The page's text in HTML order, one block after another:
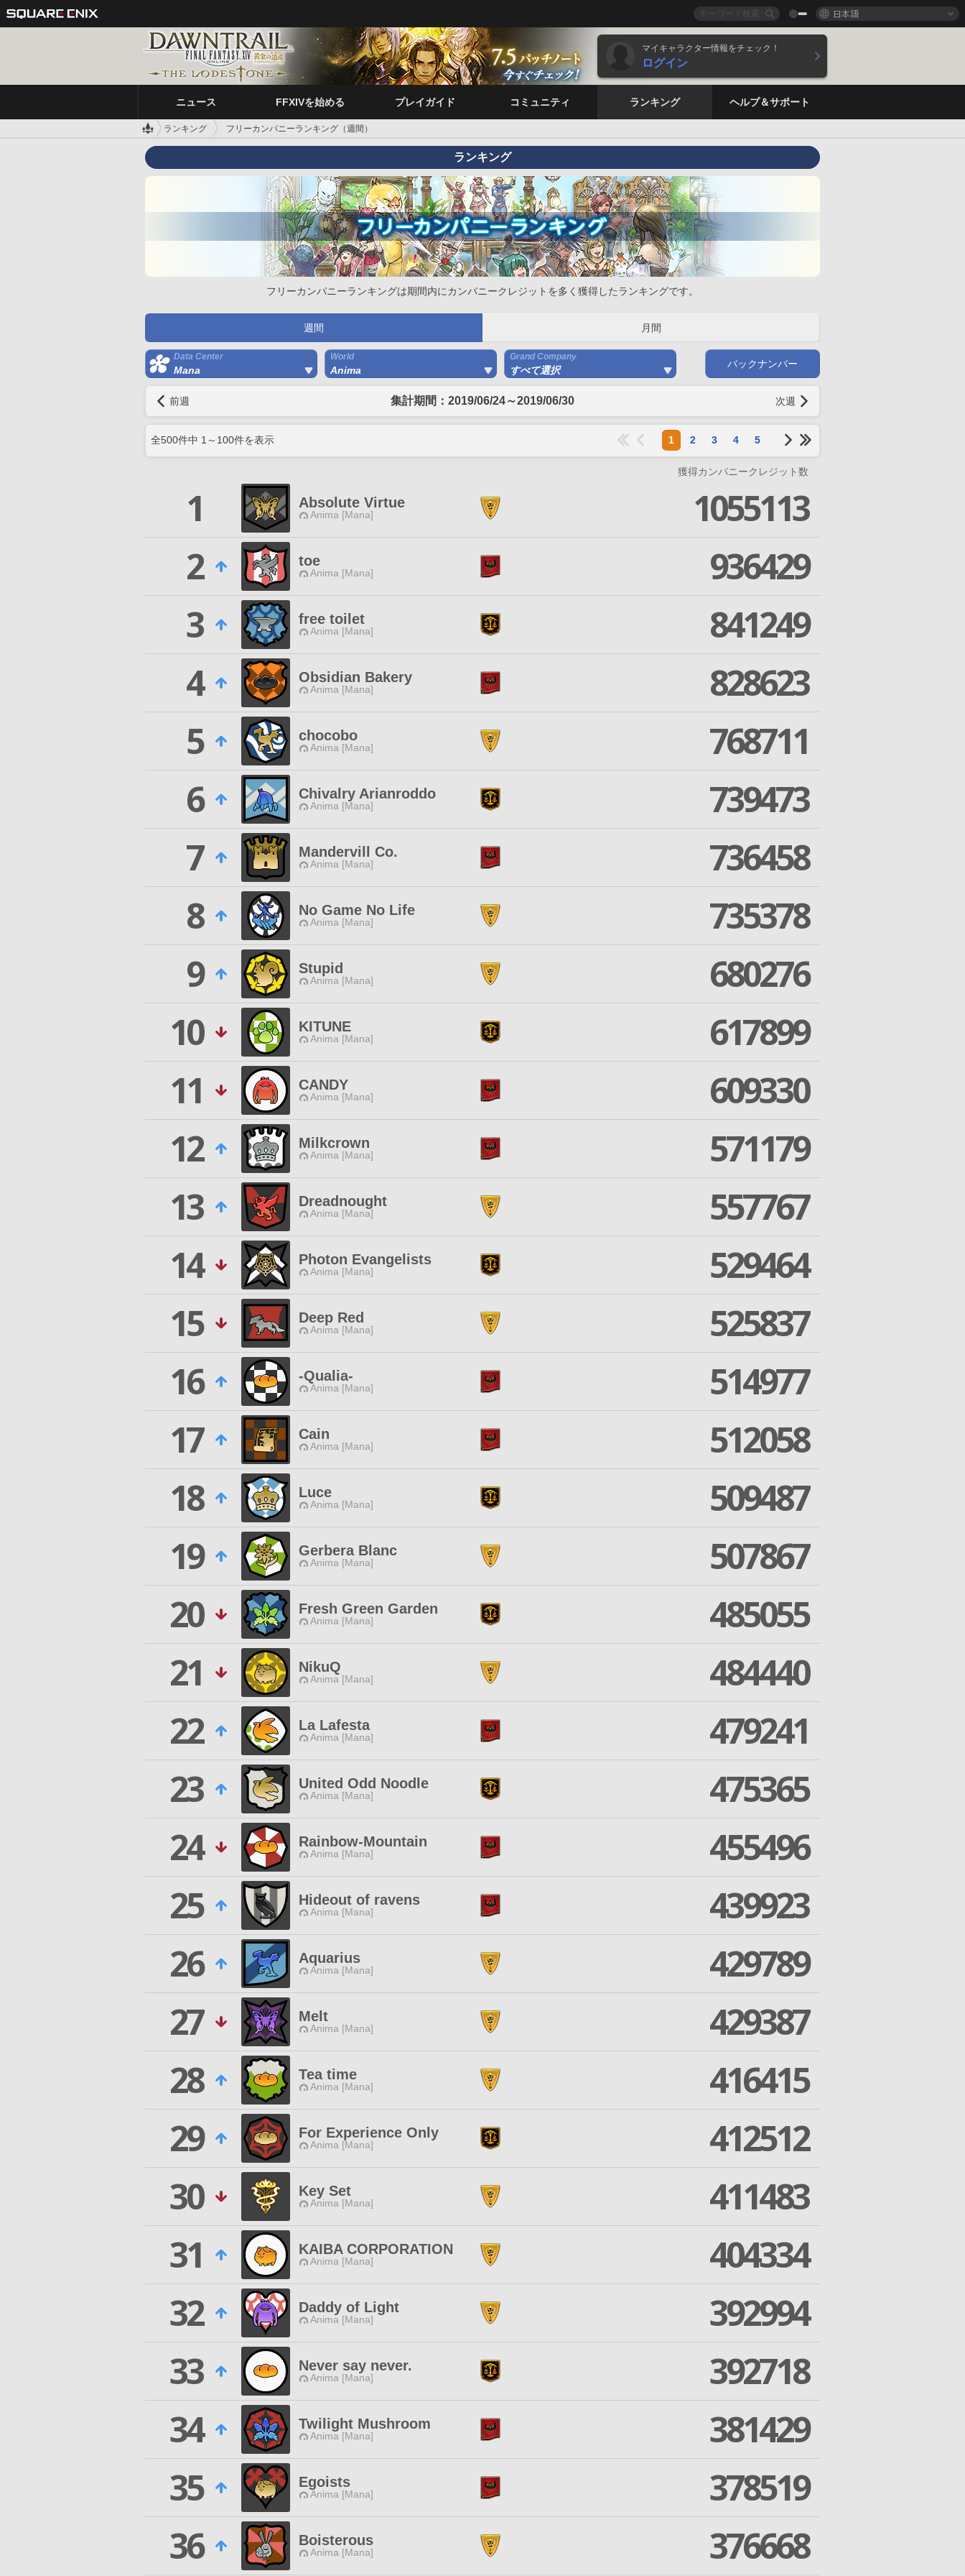
日本語
マイキャラクター情報をチェック！
ログイン
ニュース FFXIVを始める プレイガイド コミュニティ ランキング ヘルプ＆サポート
ランキング フリーカンパニーランキング（週間）
ランキング
フリーカンパニーランキングは期間内にカンパニークレジットを多く獲得したランキングです。
週間 月間
Data Center
Mana
World
Anima
Grand Company
すべて選択
バックナンバー
前週 集計期間：2019/06/24～2019/06/30 次週
全500件中 1 ～ 100件を表示 1 2 3 4 5
獲得カンパニークレジット数
1 Absolute Virtue
Anima [Mana]
1055113
2
toe
Anima [Mana]
936429
3
free toilet
Anima [Mana]
841249
4
Obsidian Bakery
Anima [Mana]
828623
5
chocobo
Anima [Mana]
768711
6
Chivalry Arianroddo
Anima [Mana]
739473
7
Mandervill Co.
Anima [Mana]
736458
8
No Game No Life
Anima [Mana]
735378
9
Stupid
Anima [Mana]
680276
10
KITUNE
Anima [Mana]
617899
11
CANDY
Anima [Mana]
609330
12
Milkcrown
Anima [Mana]
571179
13
Dreadnought
Anima [Mana]
557767
14
Photon Evangelists
Anima [Mana]
529464
15
Deep Red
Anima [Mana]
525837
16
-Qualia-
Anima [Mana]
514977
17
Cain
Anima [Mana]
512058
18
Luce
Anima [Mana]
509487
19
Gerbera Blanc
Anima [Mana]
507867
20
Fresh Green Garden
Anima [Mana]
485055
21
NikuQ
Anima [Mana]
484440
22
La Lafesta
Anima [Mana]
479241
23
United Odd Noodle
Anima [Mana]
475365
24
Rainbow-Mountain
Anima [Mana]
455496
25
Hideout of ravens
Anima [Mana]
439923
26
Aquarius
Anima [Mana]
429789
27
Melt
Anima [Mana]
429387
28
Tea time
Anima [Mana]
416415
29
For Experience Only
Anima [Mana]
412512
30
Key Set
Anima [Mana]
411483
31
KAIBA CORPORATION
Anima [Mana]
404334
32
Daddy of Light
Anima [Mana]
392994
33
Never say never.
Anima [Mana]
392718
34
Twilight Mushroom
Anima [Mana]
381429
35
Egoists
Anima [Mana]
378519
36
Boisterous
Anima [Mana] 376668